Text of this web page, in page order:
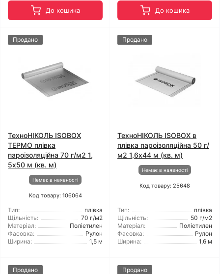
До кошика До кошика
Продано
ТехноНІКОЛЬ ISOBOX
ТЕРМО плівка
пароізоляційна 70 г/м2 1,
5x50 м (кв. м)
Немає в наявності
Код товару: 106064
Тип:
плівка
Щільність:
70 г/м2
Матеріал:
Поліетилен
Фасовка:
Рулон
Ширина:
1,5 м
Продано
ТехноНІКОЛЬ ISOBOX в
плівка пароізоляційна 50 г/
м2 1,6x44 м (кв. м)
Немає в наявності
Код товару: 25648
Тип:
плівка
Щільність:
50 г/м2
Матеріал:
Поліетилен
Фасовка:
Рулон
Ширина:
1,6 м
Продано Продано